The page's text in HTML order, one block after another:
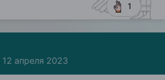
1
12 апреля 2023